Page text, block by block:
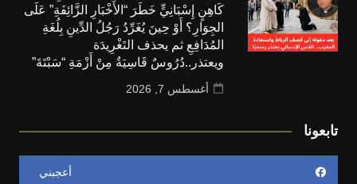
كَاهِنٍ إِسْبَانِيٍّ خَطَرَ “الأَخْبَارِ الزَّائِفَةِ” عَلَى
الجِوَارِ؟ أَوْ حِينَ يُغَرِّدُ رَجُلُ الدِّينِ بِلُغَةِ
المُدَافِعِ ثم يحذف التَغْرِيدَة
ويعتذر..دُرُوسٌ قَاسِيَةٌ مِنْ أَزْمَةِ “سَبْتَةَ”
أغسطس 7, 2026
تابعونا
أعجبني